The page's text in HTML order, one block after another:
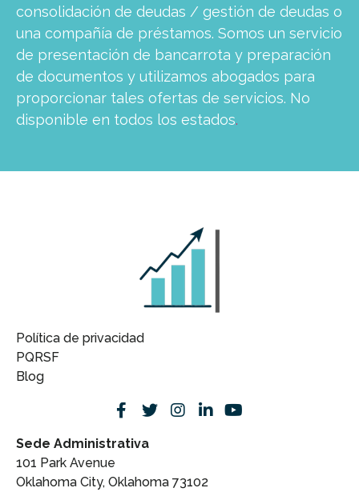
consolidación de deudas / gestión de deudas o
una compañía de préstamos. Somos un servicio
de presentación de bancarrota y preparación
de documentos y utilizamos abogados para
proporcionar tales ofertas de servicios. No
disponible en todos los estados.
Política de privacidad
PQRSF
Blog
Sede Administrativa
101 Park Avenue
Oklahoma City, Oklahoma 73102